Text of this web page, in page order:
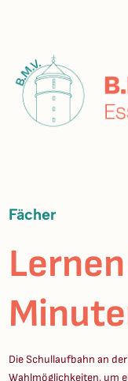
Fächer
Die Schullaufbahn an
Wahlmöglichkeiten, um